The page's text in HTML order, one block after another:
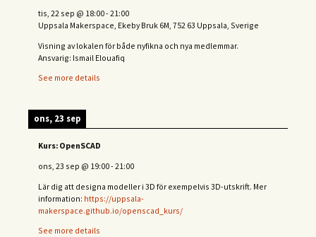
tis, 22 sep @ 18:00-21:00
Uppsala Makerspace, Ekeby Bruk 6M, 752 63 Uppsala, Sverige
Visning av lokalen för både nyfikna och nya medlemmar.
Ansvarig: Ismail Elouafiq
See more details
ons, 23 sep
Kurs: OpenSCAD
ons, 23 sep @ 19:00-21:00
Lär dig att designa modeller i 3D för exempelvis 3D-utskrift. Mer
information: https://uppsala-
makerspace.github.io/openscad_kurs/
See more details